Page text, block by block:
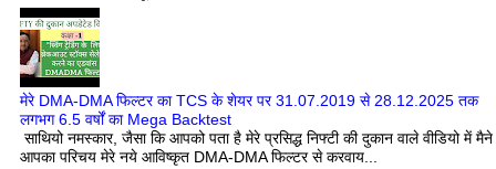
मेरे DMA-DMA फिल्टर का TCS के शेयर पर 31.07.2019 से 28.12.2025 तक
लगभग 6.5 वर्षों का Mega Backtest
साथियो नमस्कार, जैसा कि आपको पता है मेरे प्रसिद्ध निफ्टी की दुकान वाले वीडियो में मैने
आपका परिचय मेरे नये आविष्कृत DMA-DMA फिल्टर से करवाय...